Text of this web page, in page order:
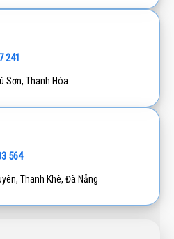
241
Sơn, Thanh Hóa
564
Thanh Khê, Đà Nẵng